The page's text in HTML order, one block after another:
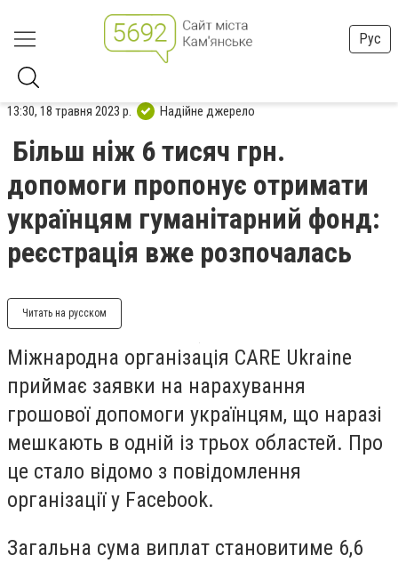
Рус
13:30, 18 травня 2023 р. Надійне джерело
Більш ніж 6 тисяч грн.
допомоги пропонує отримати
українцям гуманітарний фонд:
реєстрація вже розпочалась
Читать на русском
Міжнародна організація CARE Ukraine
приймає заявки на нарахування
грошової допомоги українцям, що наразі
мешкають в одній із трьох областей. Про
це стало відомо з повідомлення
організації у Facebook.
Загальна сума виплат становитиме 6,6